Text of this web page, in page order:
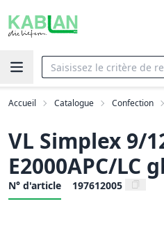
Accueil Catalogue Confection
VL Simplex 9/
E2000APC/LC
N° d'article 197612005